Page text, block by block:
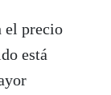
el precio
está